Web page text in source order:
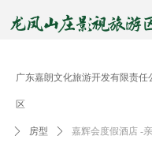
广东嘉朗文化旅游开发有限责
区
ꄲ 房型 ꄲ 嘉辉会度假酒店 -